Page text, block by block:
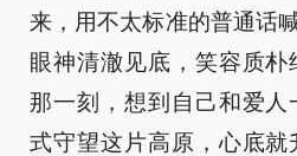
来，用不太标准的普通话
眼神清澈见底，笑容质
那一刻，想到自己和爱
式守望这片高原，心底就